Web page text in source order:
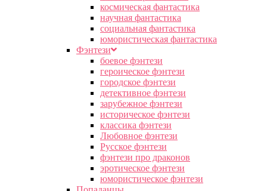
космическая фантастика
научная фантастика
социальная фантастика
юмористическая фантастика
Фэнтези
боевое фэнтези
героическое фэнтези
городское фэнтези
детективное фэнтези
зарубежное фэнтези
историческое фэнтези
классика фэнтези
Любовное фэнтези
Русское фэнтези
фэнтези про драконов
эротическое фэнтези
юмористическое фэнтези